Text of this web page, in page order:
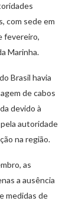
com sede em
fevereiro,
Marinha.
Brasil havia
de cabos
devido à
autoridade
na região.
as
a ausência
medidas de